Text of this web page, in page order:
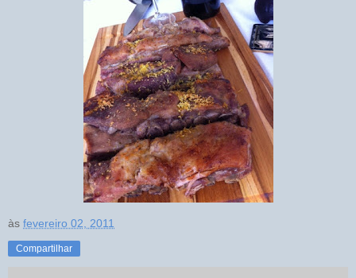
às fevereiro 02, 2011
Compartilhar